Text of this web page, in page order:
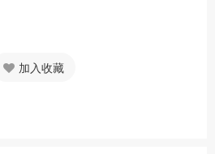
加入收藏